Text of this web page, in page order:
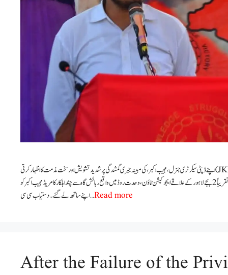
جموں کشمیر نیشنل سٹوڈنٹس فیڈریشن⁦(JKNSF)⁩اپنے ڈپٹی سیکرٹری جنرل، مجیب اکبر، کی مبینہ جبری گمشدگی پر شدید تشویش اور سخت مذمت کا اظہار کرتی
ہے۔ اطلاعات کے مطابق⁦17⁩جولائی کو دوپہر تقریباً⁦2⁩بجے لاہور کے علاقے ایجوکیشن ٹاؤن، وحدت روڈ میں واقع رہائش گاہ سے چند اہلکار کامریڈ مجیب اکبر کو
اپنے ساتھ لے گئے۔ دستیاب سی سی …Read more
After the Failure of the